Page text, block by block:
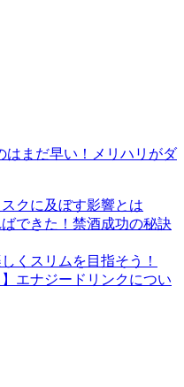
はまだ早い！メリハリがダ
クに及ぼす影響とは
できた！禁酒成功の秘訣
くスリムを目指そう！
エナジードリンクについ